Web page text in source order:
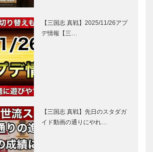
【三国志 真戦】2025/11/26アプ
デ情報【三…
【三国志 真戦】先日のスタダガ
イド動画の通りにやれ…